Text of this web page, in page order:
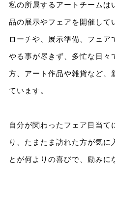
私の所属するアートチームは
品の展示やフェアを開催して
ローチや、展示準備、フェア
やる事が尽きず、多忙な日々
方、アート作品や雑貨など、
ています。
自分が関わったフェア目当て
り、たまたま訪れた方が気に
とが何よりの喜びで、励みに